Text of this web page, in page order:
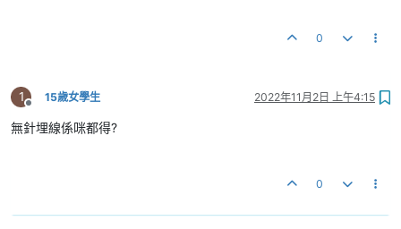
0
1
離線
15歲女學生 2022年11月2日 上午4:15
無針埋線係咪都得?
0